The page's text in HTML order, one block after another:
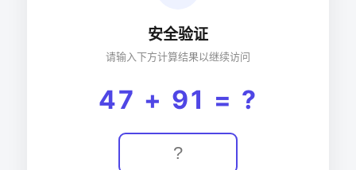
安全验证
请输入下方计算结果以继续访问
47 + 91 = ?